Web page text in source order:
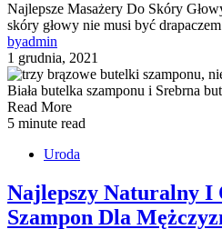
Najlepsze Masażery Do Skóry
skóry głowy nie musi być
byadmin
1 grudnia, 2021
Read More
5 minute read
Uroda
Najlepszy Naturalny I
Szampon Dla